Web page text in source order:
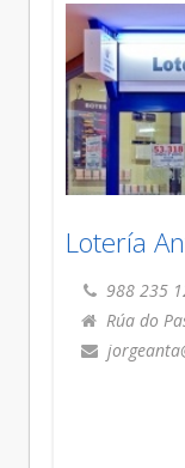
Lotería
988 235
Rúa do